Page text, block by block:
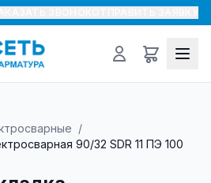
/
90/32 SDR 11 ПЭ 100